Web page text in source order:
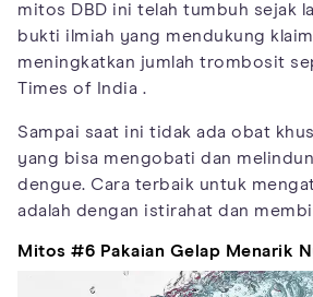
mitos DBD ini telah tumbuh sejak
bukti ilmiah yang mendukung
meningkatkan jumlah trombosit
Times of India .
Sampai saat ini tidak ada obat
yang bisa mengobati dan
dengue. Cara terbaik untuk
adalah dengan istirahat dan
Mitos #6 Pakaian Gelap Menarik